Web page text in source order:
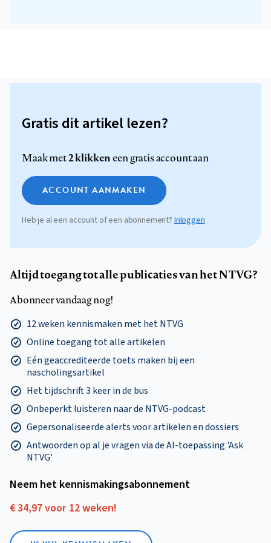
Gratis dit artikel lezen?
Maak met2 klikkeneen gratis account aan
ACCOUNT AANMAKEN
Heb je al een account of een abonnement? Inloggen
Altijd toegang tot alle publicaties van het NTVG?
Abonneer vandaag nog!
12 weken kennismaken met het NTVG
Online toegang tot alle artikelen
Eén geaccrediteerde toets maken bij een
nascholingsartikel
Het tijdschrift 3 keer in de bus
Onbeperkt luisteren naar de NTVG-podcast
Gepersonaliseerde alerts voor artikelen en dossiers
Antwoorden op al je vragen via de AI-toepassing 'Ask
NTVG'
Neem het kennismakings­abonnement
€ 34,97 voor 12 weken!